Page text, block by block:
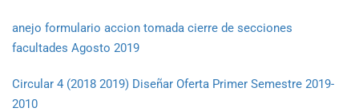
anejo formulario accion tomada cierre de secciones
facultades Agosto 2019
Circular 4 (2018 2019) Diseñar Oferta Primer Semestre 2019-
2010